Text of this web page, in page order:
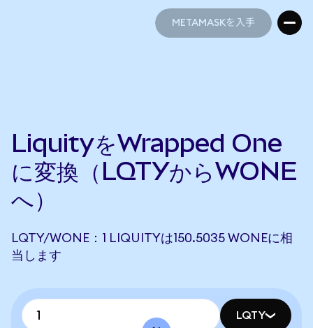
METAMASKを入手
LiquityをWrapped One
に変換（LQTYからWONE
へ）
LQTY/WONE：1 LIQUITYは150.5035 WONEに相
当します
LQTY